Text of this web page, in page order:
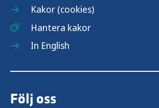
Kakor (cookies)
Hantera kakor
In English
Följ oss